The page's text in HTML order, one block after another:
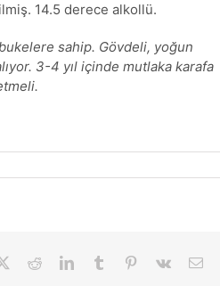
14.5 derece alkollü.
sahip. Gövdeli, yoğun
3-4 yıl içinde mutlaka karafa
RedditLinkedInTumblr Pinterest
Vk
E-